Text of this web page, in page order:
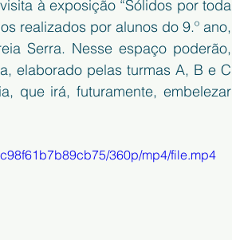
à exposição “Sólidos por toda
realizados por alunos do 9.º ano,
Serra. Nesse espaço poderão,
elaborado pelas turmas A, B e C
que irá, futuramente, embelezar
360p/mp4/file.mp4